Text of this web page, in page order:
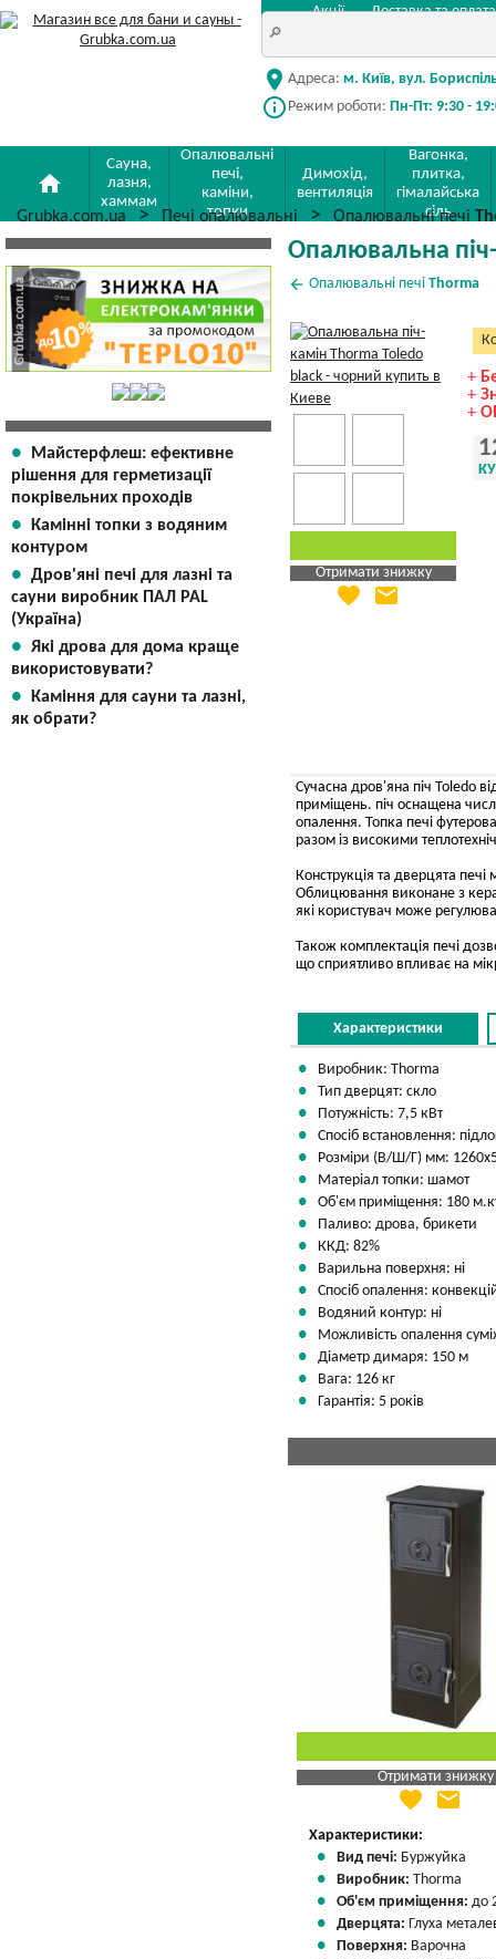
Акції Доставка та оплата
location_on Адреса: м. Київ, вул.
info_outline Режим роботи: Пн-Пт: 9:30 -
home
Сауна,
лазня,
хаммам
Опалювальні
печі,
каміни,
топки
Димохід,
вентиляція
Вагонка,
плитка,
гімалайська
сіль
Grubka.com.ua Печі опалювальні Опалювальні печі
Майстерфлеш: ефективне
рішення для герметизації
покрівельних проходів
Камінні топки з водяним
контуром
Дров'яні печі для лазні та
сауни виробник ПАЛ PAL
(Україна)
Які дрова для дома краще
використовувати?
Каміння для сауни та лазні,
як обрати?
Опалювальна
arrow_back Опалювальні печі Thorma
Отримати знижку
Яка Ваша ціна
favorite email
+
+
+
Сучасна дров'яна піч Toledo
приміщень. піч оснащена
опалення. Топка печі
разом із високими
Конструкція та дверцята
Облицювання виконане з
які користувач може
Також комплектація печі
що сприятливо впливає на
Характеристики
Виробник: Thorma
Тип дверцят: скло
Потужність: 7,5 кВт
Спосіб встановлення:
Розміри (В/Ш/Г) мм:
Матеріал топки: шамот
Об'єм приміщення: 180
Паливо: дрова, брикети
ККД: 82%
Варильна поверхня: ні
Спосіб опалення:
Водяний контур: ні
Можливість опалення
Діаметр димаря: 150 м
Вага: 126 кг
Гарантія: 5 років
Отримати знижку
Яка Ваша ціна
Вказати мою ціну
favorite email
Характеристики:
Вид печі: Буржуйка
Виробник: Thorma
Об'єм приміщення: до
Дверцята: Глуха
Поверхня: Варочна